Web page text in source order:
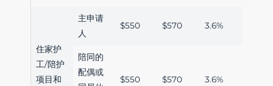
住家护
工/陪护
项目和
主申请
人
$550 $570 3.6%
陪同的
配偶或
$550 $570 3.6%